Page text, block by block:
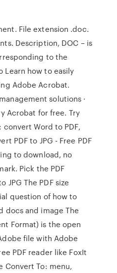
File extension .doc.
Description, DOC – is
to the
Learn how to easily
Adobe Acrobat.
solutions ·
Acrobat for free. Try
convert Word to PDF,
PDF to JPG - Free PDF
to download, no
Pick the PDF
The PDF size
question of how to
docs and image The
Format) is the open
file with Adobe
PDF reader like FoxIt
Convert To: menu,